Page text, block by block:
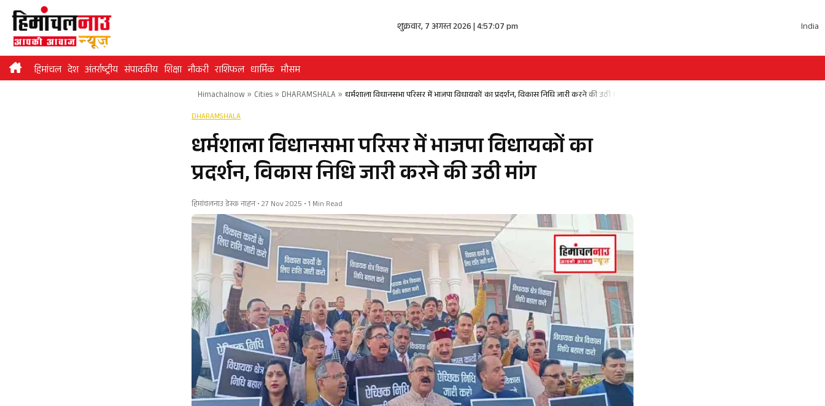
Skip
content
शुक्रवार, 7 अगस्त 2026 | 4:57:08 pm India
हिमांचल देश अंतर्राष्ट्रीय संपादकीय शिक्षा नौकरी राशिफल धार्मिक मौसम
Himachalnow» Cities» DHARAMSHALA » धर्मशाला विधानसभा परिसर में भाजपा विधायकों का प्रदर्शन, विकास निधि जारी करने की उठी मांग
DHARAMSHALA
धर्मशाला विधानसभा परिसर में भाजपा विधायकों का
प्रदर्शन, विकास निधि जारी करने की उठी मांग
हिमांचलनाउ डेस्क नाहन • 27 Nov 2025 • 1 Min Read